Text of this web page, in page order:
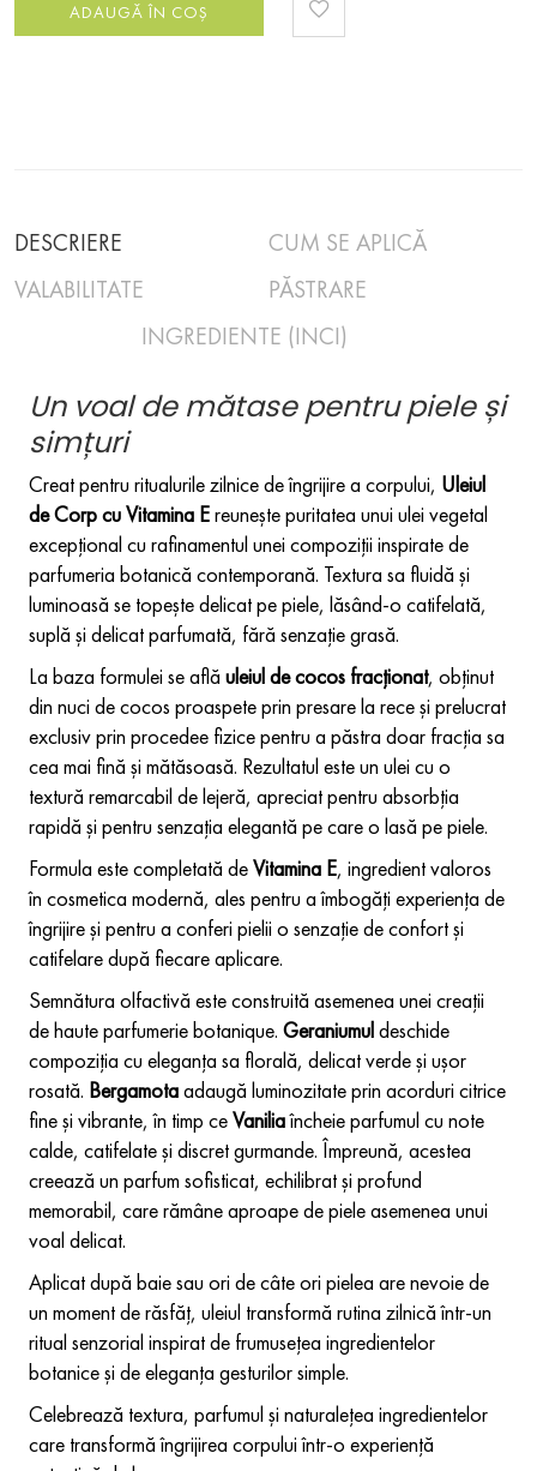
ADAUGĂ ÎN COȘ
DESCRIERE
CUM SE APLICĂ
VALABILITATE
PĂSTRARE
INGREDIENTE (INCI)
Un voal de mătase pentru piele și
simțuri
Creat pentru ritualurile zilnice de îngrijire a corpului, Uleiul
de Corp cu Vitamina Ereunește puritatea unui ulei vegetal
excepțional cu rafinamentul unei compoziții inspirate de
parfumeria botanică contemporană. Textura sa fluidă și
luminoasă se topește delicat pe piele, lăsând-o catifelată,
suplă și delicat parfumată, fără senzație grasă.
La baza formulei se află uleiul de cocos fracționat, obținut
din nuci de cocos proaspete prin presare la rece și prelucrat
exclusiv prin procedee fizice pentru a păstra doar fracția sa
cea mai fină și mătăsoasă. Rezultatul este un ulei cu o
textură remarcabil de lejeră, apreciat pentru absorbția
rapidă și pentru senzația elegantă pe care o lasă pe piele.
Formula este completată deVitamina E, ingredient valoros
în cosmetica modernă, ales pentru a îmbogăți experiența de
îngrijire și pentru a conferi pielii o senzație de confort și
catifelare după fiecare aplicare.
Semnătura olfactivă este construită asemenea unei creații
de haute parfumerie botanique. Geraniumuldeschide
compoziția cu eleganța sa florală, delicat verde și ușor
rosată. Bergamotaadaugă luminozitate prin acorduri citrice
fine și vibrante, în timp ceVaniliaîncheie parfumul cu note
calde, catifelate și discret gurmande. Împreună, acestea
creează un parfum sofisticat, echilibrat și profund
memorabil, care rămâne aproape de piele asemenea unui
voal delicat.
Aplicat după baie sau ori de câte ori pielea are nevoie de
un moment de răsfăț, uleiul transformă rutina zilnică într-un
ritual senzorial inspirat de frumusețea ingredientelor
botanice și de eleganța gesturilor simple.
Celebrează textura, parfumul și naturalețea ingredientelor
care transformă îngrijirea corpului într-o experiență